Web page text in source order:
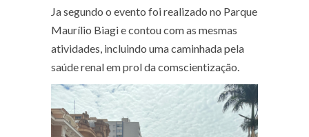
Ja segundo o evento foi realizado no Parque
Maurílio Biagi e contou com as mesmas
atividades, incluindo uma caminhada pela
saúde renal em prol da comscientização.